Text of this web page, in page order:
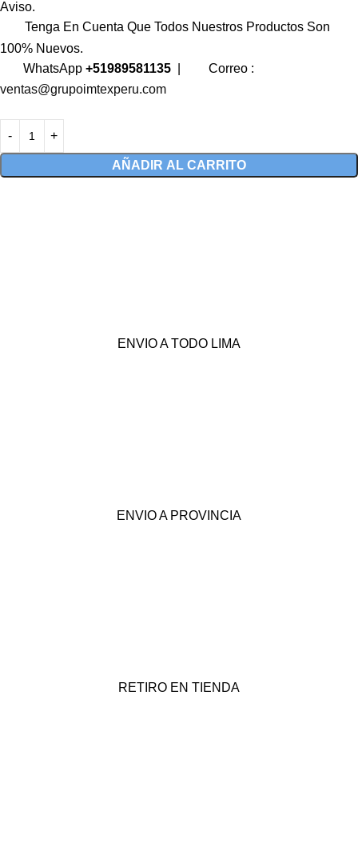
Aviso.
Tenga En Cuenta Que Todos Nuestros Productos Son
100% Nuevos.
WhatsApp +51989581135
Correo :
ventas@grupoimtexperu.com
AÑADIR AL CARRITO
ENVIO A TODO LIMA
ENVIO A PROVINCIA
RETIRO EN TIENDA